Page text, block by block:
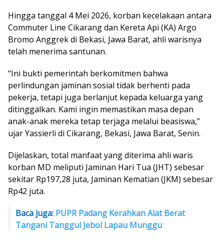
Hingga tanggal 4 Mei 2026, korban kecelakaan antara
Commuter Line Cikarang dan Kereta Api (KA) Argo
Bromo Anggrek di Bekasi, Jawa Barat, ahli warisnya
telah menerima santunan.
“Ini bukti pemerintah berkomitmen bahwa
perlindungan jaminan sosial tidak berhenti pada
pekerja, tetapi juga berlanjut kepada keluarga yang
ditinggalkan. Kami ingin memastikan masa depan
anak-anak mereka tetap terjaga melalui beasiswa,”
ujar Yassierli di Cikarang, Bekasi, Jawa Barat, Senin.
Dijelaskan, total manfaat yang diterima ahli waris
korban MD meliputi Jaminan Hari Tua (JHT) sebesar
sekitar Rp197,28 juta, Jaminan Kematian (JKM) sebesar
Rp42 juta.
Baca juga: PUPR Padang Kerahkan Alat Berat
Tangani Tanggul Jebol Lapau Munggu